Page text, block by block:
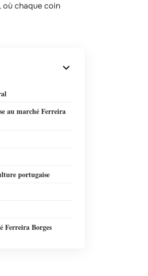
où chaque coin
au marché Ferreira
portugaise
Ferreira Borges